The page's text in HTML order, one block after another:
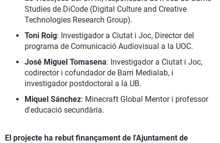
Studies de DiCode (Digital Culture and Creative
Technologies Research Group).
Toni Roig: Investigador a Ciutat i Joc, Director del
programa de Comunicació Audiovisual a la UOC.
José Miguel Tomasena: Investigador a Ciutat i Joc,
codirector i cofundador de Barri Medialab, i
investigador postdoctoral a la UB.
Miquel Sánchez: Minecraft Global Mentor i professor
d'educació secundària.
El projecte ha rebut finançament de l'Ajuntament de